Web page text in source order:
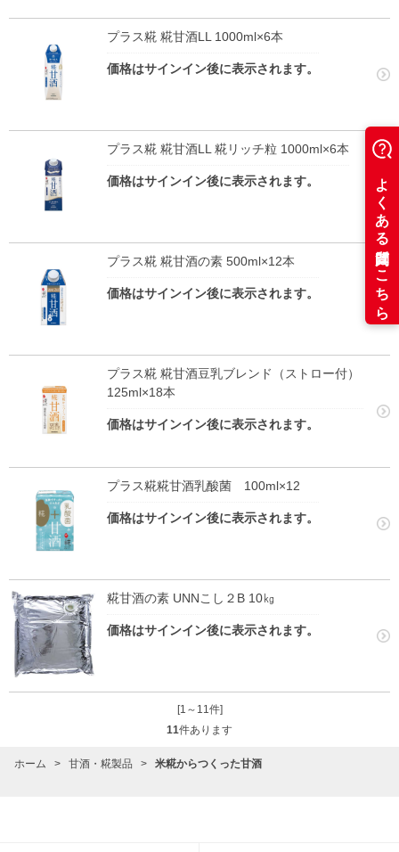
プラス糀 糀甘酒LL 1000ml×6本
価格はサインイン後に表示されます。
プラス糀 糀甘酒LL 糀リッチ粒 1000ml×6本
価格はサインイン後に表示されます。
プラス糀 糀甘酒の素 500ml×12本
価格はサインイン後に表示されます。
プラス糀 糀甘酒豆乳ブレンド（ストロー付）
125ml×18本
価格はサインイン後に表示されます。
プラス糀糀甘酒乳酸菌 100ml×12
価格はサインイン後に表示されます。
糀甘酒の素 UNNこし２B 10㎏
価格はサインイン後に表示されます。
[1～11件]
11件あります
ホーム > 甘酒・糀製品 > 米糀からつくった甘酒